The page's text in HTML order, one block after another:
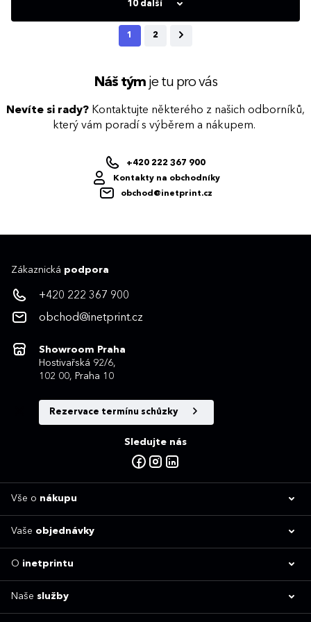
10 další
1 2
Náš týmje tu pro vás
Nevíte si rady? Kontaktujte některého z našich odborníků,
který vám poradí s výběrem a nákupem.
+420 222 367 900
Kontakty na obchodníky
obchod@inetprint.cz
Zákaznická podpora
+420 222 367 900
obchod@inetprint.cz
Showroom Praha
Hostivařská 92/6,
102 00, Praha 10
Rezervace termínu schůzky
Sledujte nás
Vše o nákupu
Vaše objednávky
O inetprintu
Naše služby